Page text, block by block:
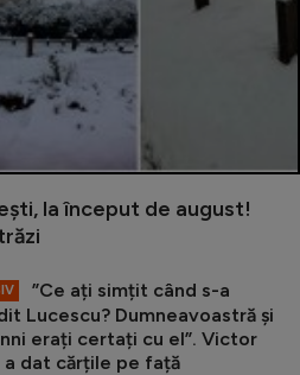
la început de august!
”Ce ați simțit când s-a
Lucescu? Dumneavoastră și
erați certați cu el”. Victor
a dat cărțile pe față